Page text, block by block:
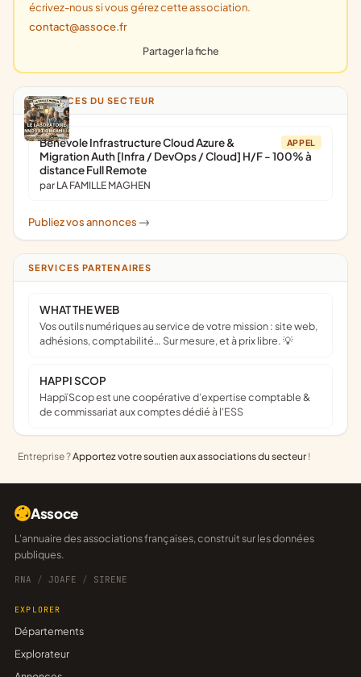
écrivez-nous si vous gérez cette association.
contact@assoce.fr
Partager la fiche
ANNONCES DU SECTEUR
APPEL
Bénévole Infrastructure Cloud Azure &
Migration Auth [Infra / DevOps / Cloud] H/F - 100% à
distance Full Remote
par LA FAMILLE MAGHEN
Publiez vos annonces ->
SERVICES PARTENAIRES
WHAT THE WEB
Vos outils numériques au service de votre mission : site web,
adhésions, comptabilité… Sur mesure, et à prix libre. 💡
HAPPI SCOP
Happï Scop est une coopérative d’expertise comptable &
de commissariat aux comptes dédié à l'ESS
Entreprise ?Apportez votre soutien aux associations du secteur !
Assoce
L'annuaire des associations françaises, construit sur les données
publiques.
RNA / JOAFE / SIRENE
EXPLORER
Départements
Explorateur